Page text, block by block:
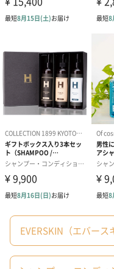
EVERSKIN（エバー